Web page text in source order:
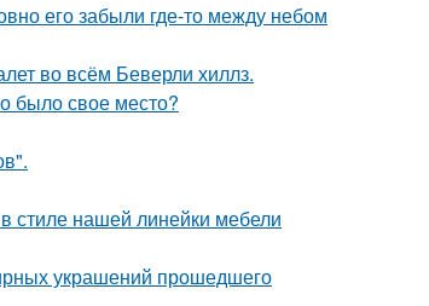
его забыли где-то между небом
во всём Беверли хиллз.
было свое место?
стиле нашей линейки мебели
украшений прошедшего